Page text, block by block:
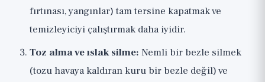
fırtınası, yangınlar) tam tersine kapatmak ve
temizleyiciyi çalıştırmak daha iyidir.
Toz alma ve ıslak silme: Nemli bir bezle silmek
(tozu havaya kaldıran kuru bir bezle değil) ve